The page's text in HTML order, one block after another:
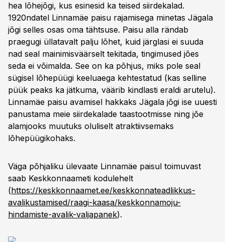
hea lõhejõgi, kus esinesid ka teised siirdekalad.
1920ndatel Linnamäe paisu rajamisega minetas Jägala
jõgi selles osas oma tähtsuse. Paisu alla rändab
praegugi üllatavalt palju lõhet, kuid järglasi ei suuda
nad seal mainimisväärselt tekitada, tingimused jões
seda ei võimalda. See on ka põhjus, miks pole seal
sügisel lõhepüügi keeluaega kehtestatud (kas selline
püük peaks ka jätkuma, väärib kindlasti eraldi arutelu).
Linnamäe paisu avamisel hakkaks Jägala jõgi ise uuesti
panustama meie siirdekalade taastootmisse ning jõe
alamjooks muutuks oluliselt atraktiivsemaks
lõhepüügikohaks.
Väga põhjaliku ülevaate Linnamäe paisul toimuvast
saab Keskkonnaameti kodulehelt
(https://keskkonnaamet.ee/keskkonnateadlikkus-
avalikustamised/raagi-kaasa/keskkonnamoju-
hindamiste-avalik-valjapanek).